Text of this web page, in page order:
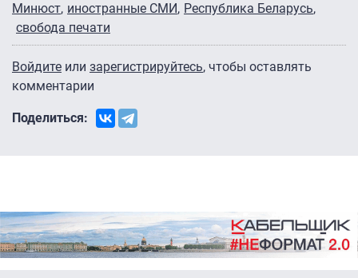
Минюст иностранные СМИ
Республика Беларусь
свобода печати
Войдите или зарегистрируйтесь, чтобы оставлять
комментарии
Поделиться: